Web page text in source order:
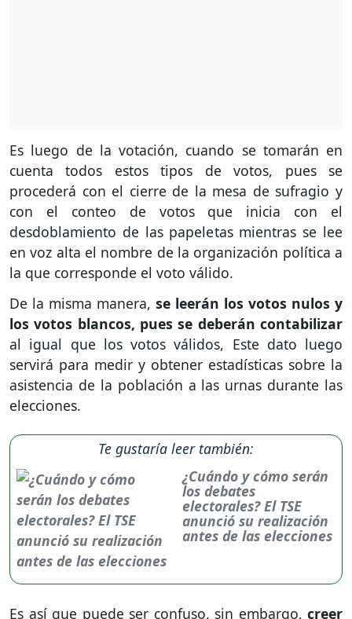
Es luego de la votación, cuando se tomarán en
cuenta todos estos tipos de votos, pues se
procederá con el cierre de la mesa de sufragio y
con el conteo de votos que inicia con el
desdoblamiento de las papeletas mientras se lee
en voz alta el nombre de la organización política a
la que corresponde el voto válido.
De la misma manera, se leerán los votos nulos y
los votos blancos, pues se deberán contabilizar
al igual que los votos válidos, Este dato luego
servirá para medir y obtener estadísticas sobre la
asistencia de la población a las urnas durante las
elecciones.
Te gustaría leer también:
¿Cuándo y cómo serán
los debates
electorales? El TSE
anunció su realización
antes de las elecciones
Es así que puede ser confuso, sin embargo, creer